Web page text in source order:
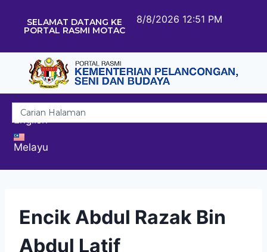
SELAMAT DATANG KE
PORTAL RASMI MOTAC
8/8/2026 12:51 PM
English
Melayu
Encik Abdul Razak Bin
Abdul Latif